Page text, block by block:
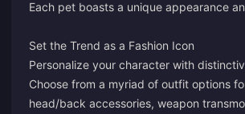
Each pet boasts a unique appearance
Set the Trend as a Fashion Icon
Personalize your character with
Choose from a myriad of outfit options
head/back accessories, weapon